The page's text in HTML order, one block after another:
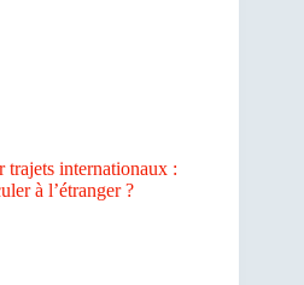
trajets internationaux :
à l’étranger ?